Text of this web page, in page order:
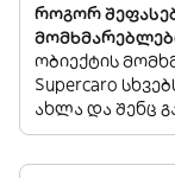
როგორ
ობიექტის
Supercaro
ახლა და შენც